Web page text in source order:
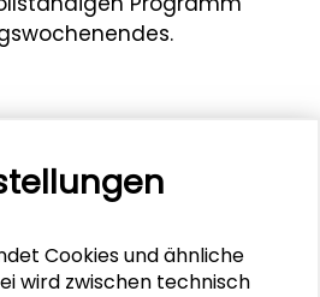
Thema
Cookies und ähnliche
wird zwischen technisch